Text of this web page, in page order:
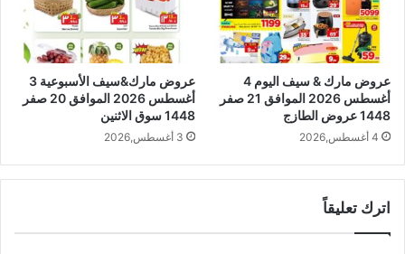
عروض مارك & سيف اليوم 4
أغسطس 2026 الموافق 21 صفر
1448 عروض الطازج
4 أغسطس,2026
عروض مارك&سيف الأسبوعية 3
أغسطس 2026 الموافق 20 صفر
1448 سوق الاثنين
3 أغسطس,2026
اترك تعليقاً